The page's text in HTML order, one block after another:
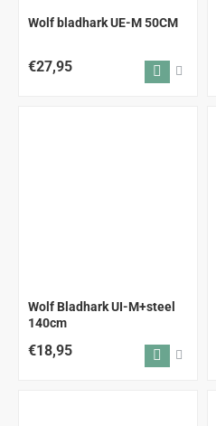
Wolf bladhark UE-M 50CM
€27,95
ALLEEN AFHALEN
Wolf Bladhark UI-M+steel
140cm
€18,95